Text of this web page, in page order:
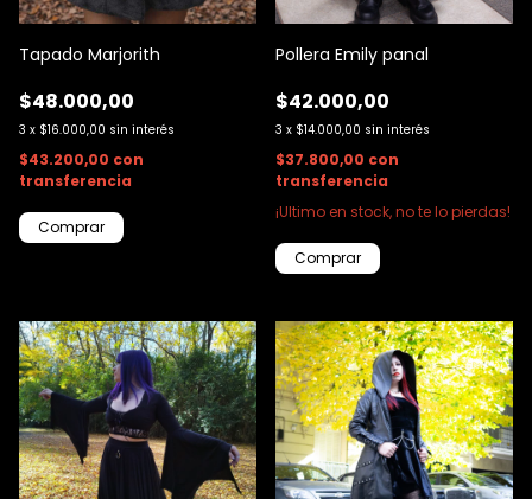
Tapado Marjorith
$48.000,00
3 x $16.000,00 sin interés
$43.200,00 con
transferencia
Comprar
Pollera Emily panal
$42.000,00
3 x $14.000,00 sin interés
$37.800,00 con
transferencia
¡Ultimo en stock, no te lo pierdas!
Comprar